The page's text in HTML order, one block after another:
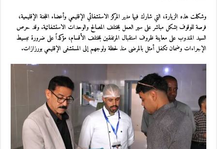
وشكلت هذه الزيارة، التي شارك فيها مدير المركز الاستشفائي الإقليمي وأعضاء اللجنة الإقليمية،
فرصة للوقوف بشكل مباشر على سير العمل بمختلف المصالح والوحدات الاستشفائية. وقد حرص
السيد المندوب على معاينة ظروف استقبال المرتفقين بمختلف الأقسام، مؤكداً على ضرورة تبسيط
الإجراءات وضمان تكفل أمثل بالمرضى منذ لحظة ولوجهم إلى المستشفى الإقليمي بورزازات.